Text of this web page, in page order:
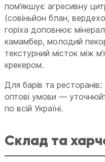
пом’якшує агресивну
(совіньйон блан,
горіха доповнює
камамбер, молодий
текстурний місток між
крекером.
Для барів та
оптові умови —
по всій Україні.
Склад та